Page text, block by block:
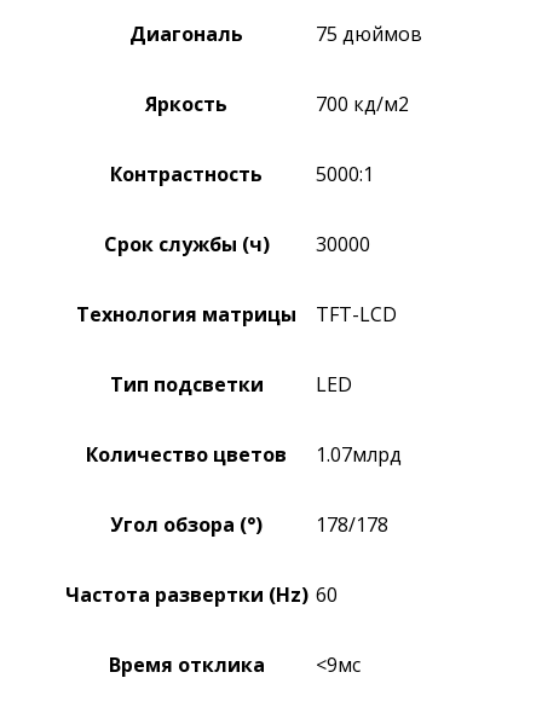
Диагональ
75 дюймов
Яркость 700 кд/м2
Контрастность 5000:1
Срок службы (ч) 30000
Технология матрицы TFT-LCD
Тип подсветки LED
Количество цветов 1.07млрд
Угол обзора (°) 178/178
Частота развертки (Hz) 60
Время отклика <9мс